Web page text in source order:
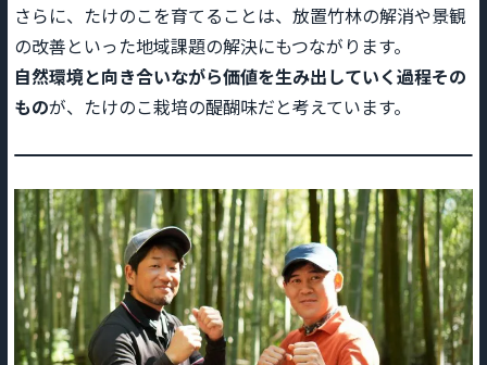
さらに、たけのこを育てることは、放置竹林の解消や景観
の改善といった地域課題の解決にもつながります。
自然環境と向き合いながら価値を生み出していく過程その
ものが、たけのこ栽培の醍醐味だと考えています。